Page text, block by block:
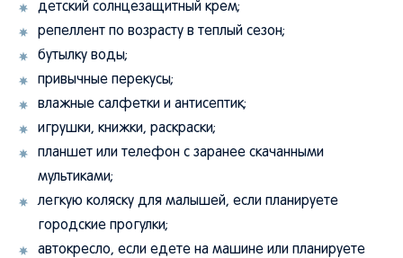
детский солнцезащитный крем;
репеллент по возрасту в теплый сезон;
бутылку воды;
привычные перекусы;
влажные салфетки и антисептик;
игрушки, книжки, раскраски;
планшет или телефон с заранее скачанными
мультиками;
легкую коляску для малышей, если планируете
городские прогулки;
автокресло, если едете на машине или планируете